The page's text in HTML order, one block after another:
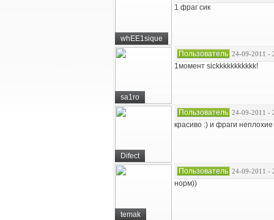
whEE1sique
1 фраг сик
sa1ro
Пользователь 24-09-2011 -
1момент sickkkkkkkkkkk!
Difect
Пользователь 24-09-2011 -
красиво :) и фраги неплохие
temak
Пользователь 24-09-2011 -
норм))